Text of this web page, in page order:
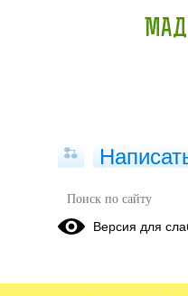
ПолитикаВерсия для